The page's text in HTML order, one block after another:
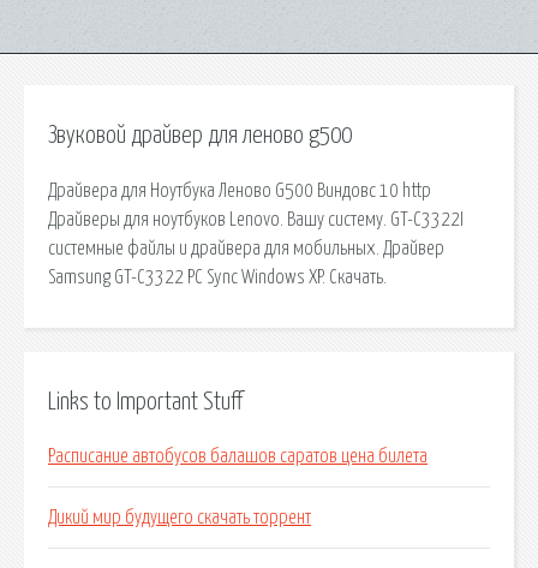
Звуковой драйвер для леново g500
Драйвера для Ноутбука Леново G500 Виндовс 10 http
Драйверы для ноутбуков Lenovo. Вашу систему. GT-C3322I
системные файлы и драйвера для мобильных. Драйвер
Samsung GT-C3322 PC Sync Windows XP. Скачать.
Links to Important Stuff
Расписание автобусов балашов саратов цена билета
Дикий мир будущего скачать торрент